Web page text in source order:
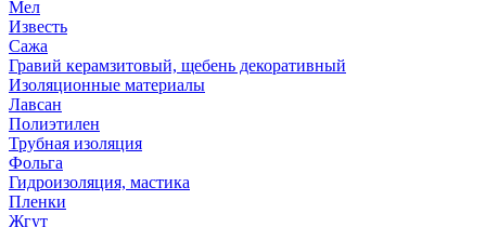
Мел
Известь
Сажа
Гравий керамзитовый, щебень декоративный
Изоляционные материалы
Лавсан
Полиэтилен
Трубная изоляция
Фольга
Гидроизоляция, мастика
Пленки
Жгут